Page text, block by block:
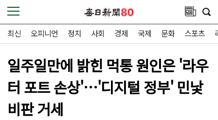
최신 오피니언 정치 사회 경제 국제 문화 스포츠
일주일만에 밝힌 먹통 원인은 '라우
터 포트 손상'…'디지털 정부' 민낯
비판 거세